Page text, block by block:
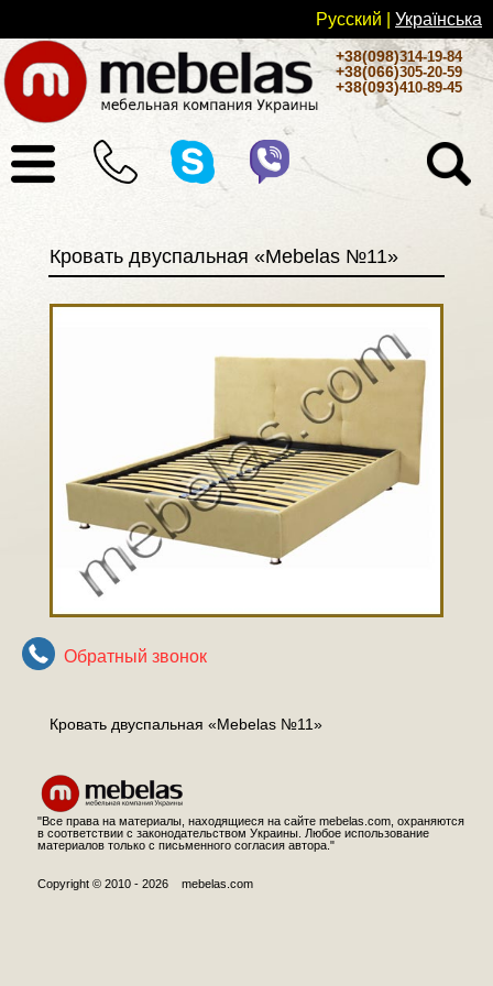
Русский Українськa
+38(098)314-19-84
+38(066)305-20-59
+38(093)410-89-45
Кровать двуспальная «Mebelas №11»
Обратный звонок
Кровать двуспальная «Mebelas №11»
"Все права на материалы, находящиеся на сайте mebelas.com, охраняются
в соответствии с законодательством Украины. Любое использование
материалов только с письменного согласия автора."
Copyright © 2010 - 2026 mebelas.com